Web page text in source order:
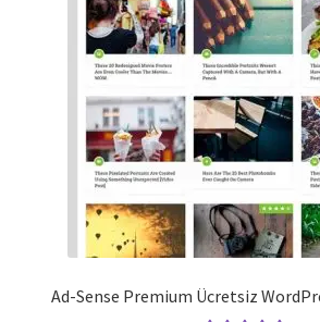
Ad-Sense Premium Ücretsiz